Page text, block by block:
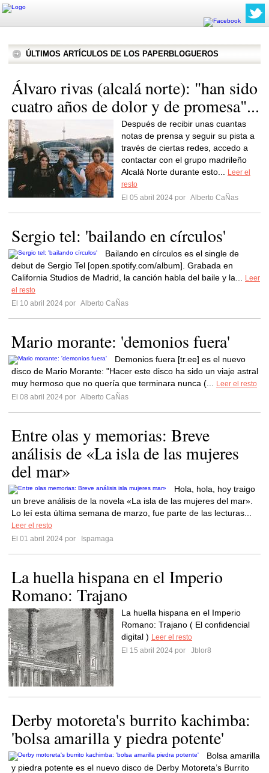
ÚLTIMOS ARTÍCULOS DE LOS PAPERBLOGUEROS
Álvaro rivas (alcalá norte): "han sido
cuatro años de dolor y de promesa"...
Después de recibir unas cuantas
notas de prensa y seguir su pista a
través de ciertas redes, accedo a
contactar con el grupo madrileño
Alcalá Norte durante esto...
Leer el
resto
El 05 abril 2024 por Alberto CaÑas
Sergio tel: 'bailando en círculos'
Bailando en círculos es el single de
debut de Sergio Tel [open.spotify.com/album]. Grabada en
California Studios de Madrid, la canción habla del baile y la...
Leer
el resto
El 10 abril 2024 por Alberto CaÑas
Mario morante: 'demonios fuera'
Demonios fuera [tr.ee] es el nuevo
disco de Mario Morante: "Hacer este disco ha sido un viaje astral
muy hermoso que no quería que terminara nunca (...
Leer el resto
El 08 abril 2024 por Alberto CaÑas
Entre olas y memorias: Breve
análisis de «La isla de las mujeres
del mar»
Hola, hola, hoy traigo
un breve análisis de la novela «La isla de las mujeres del mar».
Lo leí esta última semana de marzo, fue parte de las lecturas...
Leer el resto
El 01 abril 2024 por
Ispamaga
La huella hispana en el Imperio
Romano: Trajano
La huella hispana en el Imperio
Romano: Trajano ( El confidencial
digital ) Leer el resto
El 15 abril 2024 por
Jblor8
Derby motoreta's burrito kachimba:
'bolsa amarilla y piedra potente'
Bolsa amarilla
y piedra potente es el nuevo disco de Derby Motoreta’s Burrito